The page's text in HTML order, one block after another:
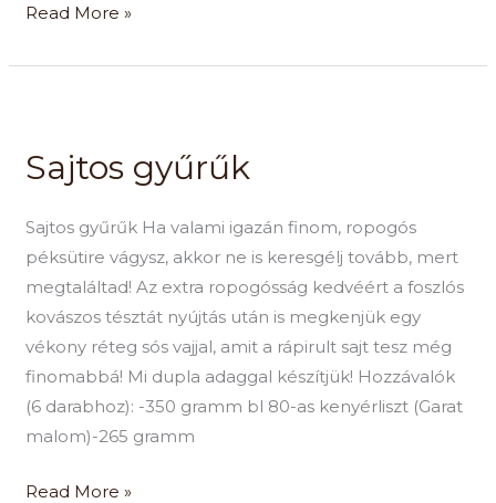
Read More »
Sajtos gyűrűk
Sajtos gyűrűk Ha valami igazán finom, ropogós
péksütire vágysz, akkor ne is keresgélj tovább, mert
megtaláltad! Az extra ropogósság kedvéért a foszlós
kovászos tésztát nyújtás után is megkenjük egy
vékony réteg sós vajjal, amit a rápirult sajt tesz még
finomabbá! Mi dupla adaggal készítjük! Hozzávalók
(6 darabhoz): -350 gramm bl 80-as kenyérliszt (Garat
malom)-265 gramm
Read More »